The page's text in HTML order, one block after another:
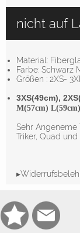
nicht auf
Material:
Farbe: Schwarz
Größen : 2XS- 3XL
3XS(49cm),
M(57cm)
Sehr Angeneme
Triker, Quad und